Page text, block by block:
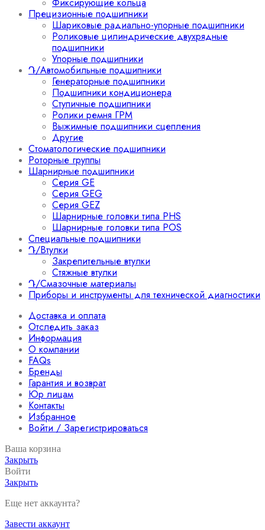
Фиксирующие кольца
Прецизионные подшипники
Шариковые радиально-упорные подшипники
Роликовые цилиндрические двухрядные
подшипники
Упорные подшипники
Դ/Автомобильные подшипники
Генераторные подшипники
Подшипники кондиционера
Ступичные подшипники
Ролики ремня ГРМ
Выжимные подшипники сцепления
Другие
Стоматологические подшипники
Роторные группы
Шарнирные подшипники
Серия GE
Серия GEG
Серия GEZ
Шарнирные головки типа PHS
Шарнирные головки типа POS
Специальные подшипники
Դ/Втулки
Закрепительные втулки
Стяжные втулки
Դ/Смазочные материалы
Приборы и инструменты для технической диагностики
Доставка и оплата
Отследить заказ
Информация
О компании
FAQs
Бренды
Гарантия и возврат
Юр лицам
Контакты
Избранное
Войти / Зарегистрироваться
Ваша корзина
Закрыть
Войти
Закрыть
Еще нет аккаунта?
Завести аккаунт